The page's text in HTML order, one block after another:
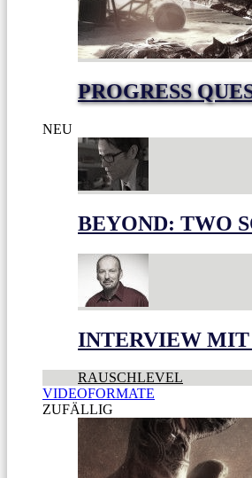
PROGRESS
NEU
BEYOND: TWO
INTERVIEW
RAUSCHLEVEL
VIDEOFORMATE
ZUFÄLLIG